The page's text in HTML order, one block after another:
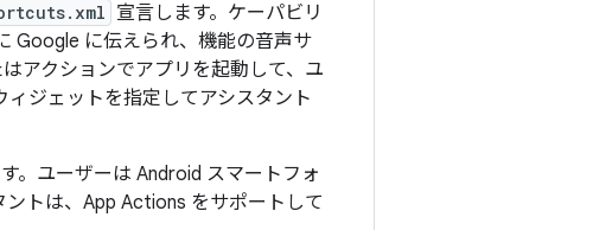
宣言します。ケーパビリ
Google に伝えられ、機能の音声サ
アクションでアプリを起動して、ユ
ジェットを指定してアシスタント
。ユーザーは Android スマートフォ
トは、App Actions をサポートして